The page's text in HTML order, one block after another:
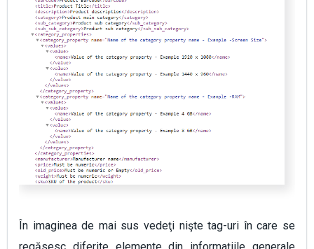
În imaginea de mai sus vedeţi nişte tag-uri în care se